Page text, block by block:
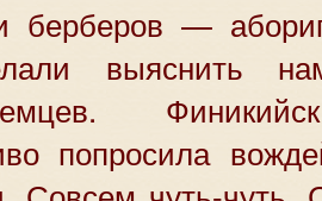
берберов —
выяснить
попросила